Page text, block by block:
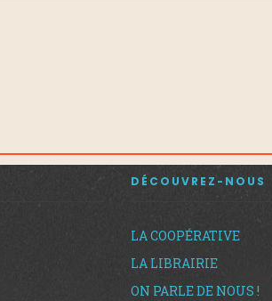
DÉCOUVREZ-NOUS
LA COOPÉRATIVE
LA LIBRAIRIE
ON PARLE DE NOUS !